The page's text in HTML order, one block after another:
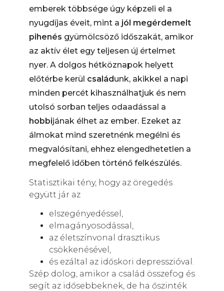
emberek többsége úgy képzeli el a
nyugdíjas éveit, mint a jól megérdemelt
pihenés gyümölcsöző időszakát, amikor
az aktív élet egy teljesen új értelmet
nyer. A dolgos hétköznapok helyett
előtérbe kerül családunk, akikkel a napi
minden percét kihasználhatjuk és nem
utolsó sorban teljes odaadással a
hobbijának élhet az ember. Ezeket az
álmokat mind szeretnénk megélni és
megvalósítani, ehhez elengedhetetlen a
megfelelő időben történő felkészülés.
Statisztikai tény, hogy az öregedés
együtt jár az
elszegényedéssel,
elmagányosodással,
az életszínvonal drasztikus
csökkenésével,
és ezáltal az időskori depresszióval.
Szép dolog, amikor a család összefog és
segít az idősebbeknek, de ha őszinték